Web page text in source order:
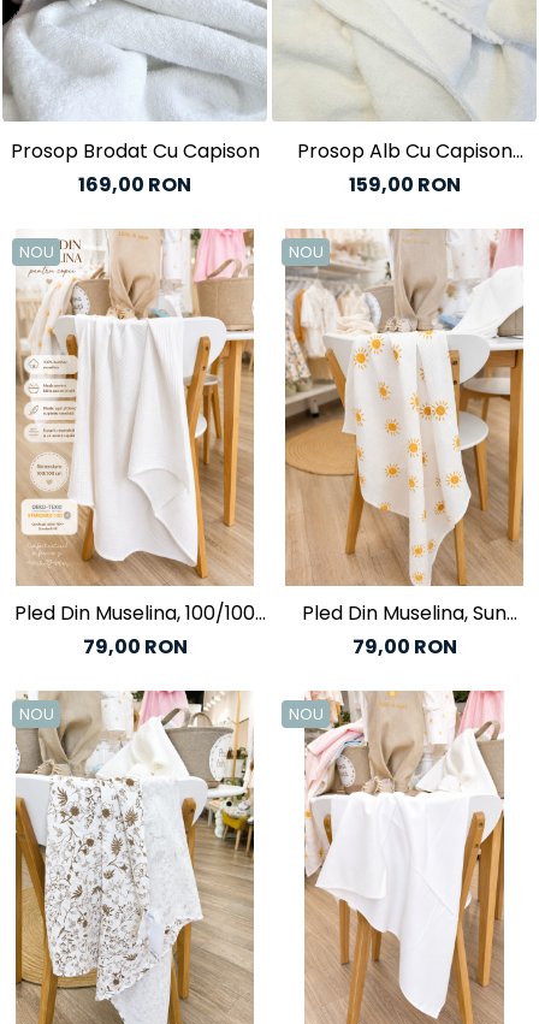
Baieti
Fetite
DE INVELIT/PERNE
FETITE
Bluze
Palton/Cape
Rochii Festive
Salopeta
Sport
INCALTAMINTE
Jucarii
Prosop Brodat Cu Capison
169,00 RON
Prosop Alb Cu Capison
Nume
159,00 RON
NOU
Pled Din Muselina, 100/100
Cm
79,00 RON
NOU
Pled Din Muselina, Sun
100/100cm
79,00 RON
NOU NOU